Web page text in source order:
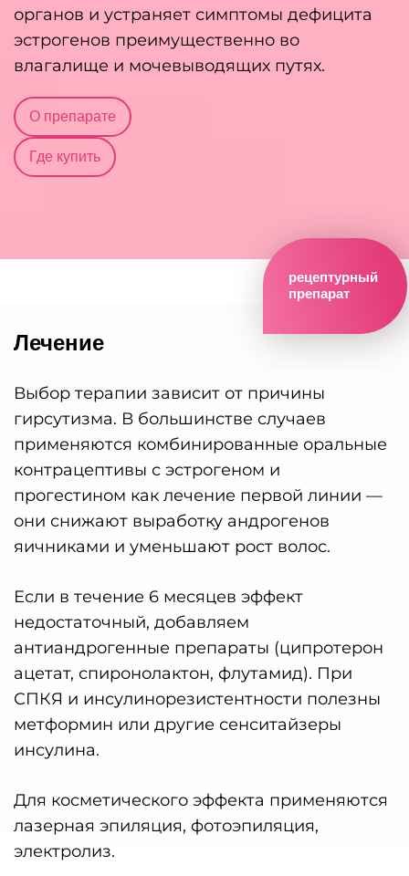
органов и устраняет симптомы дефицита
эстрогенов преимущественно во
влагалище и мочевыводящих путях.
О препарате
Где купить
рецептурный
препарат
Лечение
Выбор терапии зависит от причины
гирсутизма. В большинстве случаев
применяются комбинированные оральные
контрацептивы с эстрогеном и
прогестином как лечение первой линии —
они снижают выработку андрогенов
яичниками и уменьшают рост волос.
Если в течение 6 месяцев эффект
недостаточный, добавляем
антиандрогенные препараты (ципротерон
ацетат, спиронолактон, флутамид). При
СПКЯ и инсулинорезистентности полезны
метформин или другие сенситайзеры
инсулина.
Для косметического эффекта применяются
лазерная эпиляция, фотоэпиляция,
электролиз.